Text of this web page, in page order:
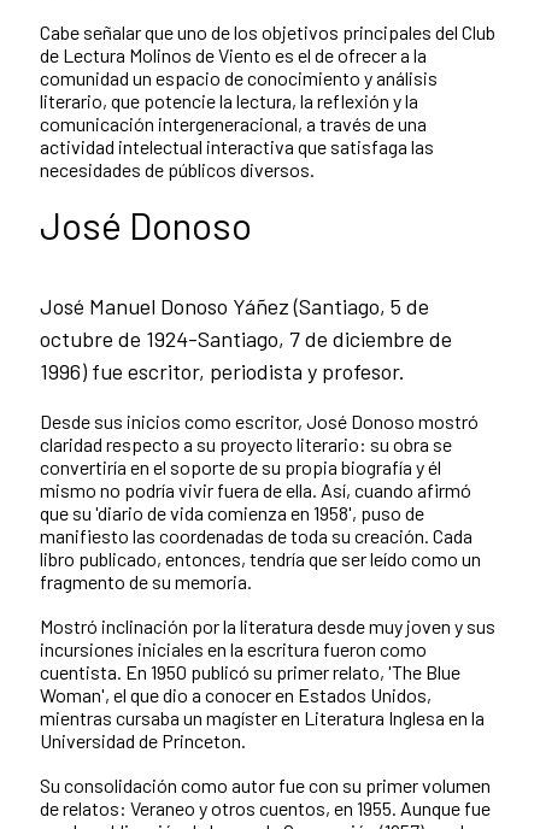
Cabe señalar que uno de los objetivos principales del Club
de Lectura Molinos de Viento es el de ofrecer a la
comunidad un espacio de conocimiento y análisis
literario, que potencie la lectura, la reflexión y la
comunicación intergeneracional, a través de una
actividad intelectual interactiva que satisfaga las
necesidades de públicos diversos.
José Donoso
José Manuel Donoso Yáñez (Santiago, 5 de
octubre de 1924-Santiago, 7 de diciembre de
1996) fue escritor, periodista y profesor.
Desde sus inicios como escritor, José Donoso mostró
claridad respecto a su proyecto literario: su obra se
convertiría en el soporte de su propia biografía y él
mismo no podría vivir fuera de ella. Así, cuando afirmó
que su 'diario de vida comienza en 1958', puso de
manifiesto las coordenadas de toda su creación. Cada
libro publicado, entonces, tendría que ser leído como un
fragmento de su memoria.
Mostró inclinación por la literatura desde muy joven y sus
incursiones iniciales en la escritura fueron como
cuentista. En 1950 publicó su primer relato, 'The Blue
Woman', el que dio a conocer en Estados Unidos,
mientras cursaba un magíster en Literatura Inglesa en la
Universidad de Princeton.
Su consolidación como autor fue con su primer volumen
de relatos: Veraneo y otros cuentos, en 1955. Aunque fue